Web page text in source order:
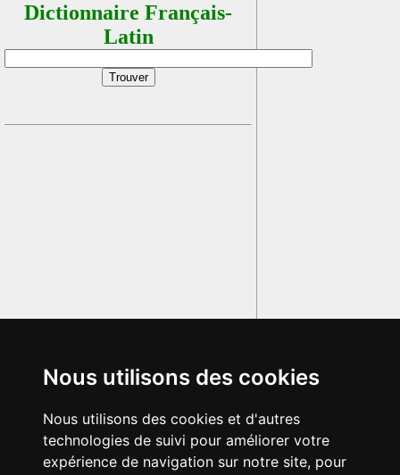
Nous utilisons des cookies
Nous utilisons des cookies et d'autres
technologies de suivi pour améliorer votre
expérience de navigation sur notre site, pour
Dictionnaire Français-
Latin